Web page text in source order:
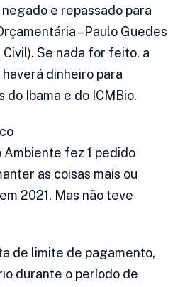
e repassado para
–Paulo Guedes
Se nada for feito, a
dinheiro para
do Ibama e do ICMBio.
Ambiente fez 1 pedido
as coisas mais ou
2021. Mas não teve
de limite de pagamento,
durante o período de